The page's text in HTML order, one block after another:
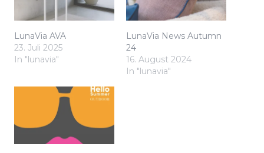
LunaVia AVA
23. Juli 2025
In "lunavia"
LunaVia News Autumn
24
16. August 2024
In "lunavia"